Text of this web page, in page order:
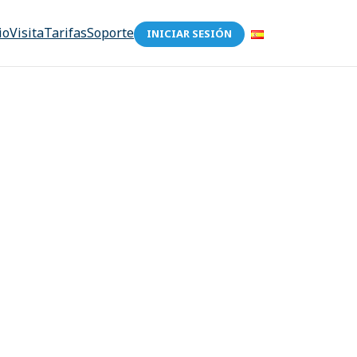
VisitaTarifasSoporte INICIAR SESIÓN